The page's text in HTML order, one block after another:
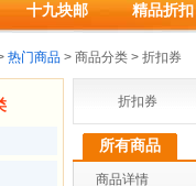
十九块邮 精品折扣
热门商品 > 商品分类 > 折扣券
折扣券
所有商品
商品详情